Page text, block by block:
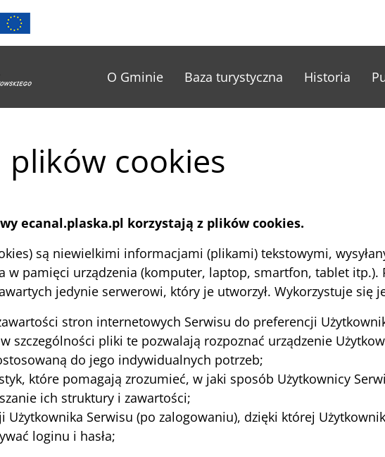
Menu główne
O Gminie Baza turystyczna Historia
plików cookies
ecanal.plaska.pl korzystają z plików cookies.
są niewielkimi informacjami (plikami) tekstowymi,
w pamięci urządzenia (komputer, laptop, smartfon, tablet itp.).
jedynie serwerowi, który je utworzył. Wykorzystuje się
stron internetowych Serwisu do preferencji
szczególności pliki te pozwalają rozpoznać urządzenie
do jego indywidualnych potrzeb;
które pomagają zrozumieć, w jaki sposób Użytkownicy
ich struktury i zawartości;
Użytkownika Serwisu (po zalogowaniu), dzięki której
loginu i hasła;